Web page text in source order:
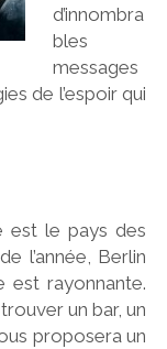
d’innombra
bles
messages
de l’espoir qui
est le pays des
l’année, Berlin
est rayonnante.
un bar, un
proposera un